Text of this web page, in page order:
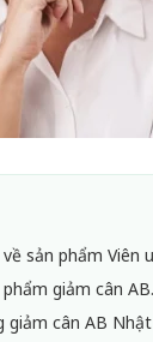
sản phẩm Viên
giảm cân AB.
giảm cân AB